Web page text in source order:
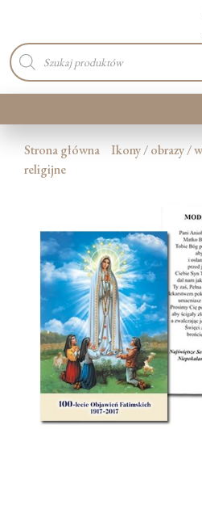
Wyszukiwarka
produktów
Kategorie produktów
Nowości
O Nas
Kontakt
Blog
Moje konto
Strona główna Ikony / obrazy /
religijne